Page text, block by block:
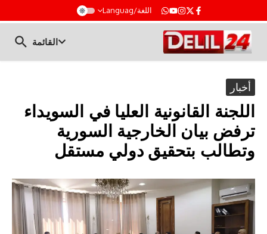
اللغة/Languag
القائمة
أخبار
اللجنة القانونية العليا في السويداء
ترفض بيان الخارجية السورية
وتطالب بتحقيق دولي مستقل